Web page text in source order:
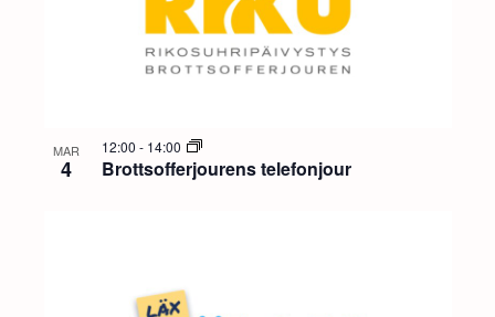
MAR
4 Brottsofferjourens telefonjour
12:00 - 14:00